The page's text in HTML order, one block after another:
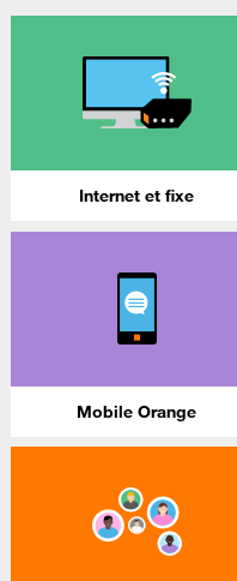
Internet et fixe
Mobile Orange